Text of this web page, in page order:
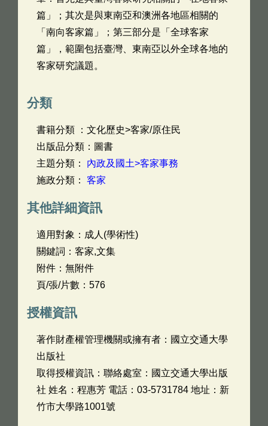
篇」；其次是與東南亞和澳洲各地區相關的
「南向客家篇」；第三部分是「全球客家
篇」，範圍包括臺灣、東南亞以外全球各地的
客家研究議題。
分類
書籍分類 ：文化歷史>客家/原住民
出版品分類：圖書
主題分類： 內政及國土>客家事務
施政分類： 客家
其他詳細資訊
適用對象：成人(學術性)
關鍵詞：客家,文集
附件：無附件
頁/張/片數：576
授權資訊
著作財產權管理機關或擁有者：國立交通大學
出版社
取得授權資訊：聯絡處室：國立交通大學出版
社 姓名：程惠芳 電話：03-5731784 地址：新
竹市大學路1001號